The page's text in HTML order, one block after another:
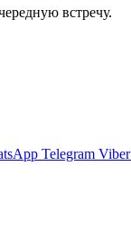
встречу.
Telegram Viber